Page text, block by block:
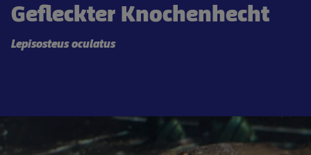
Gefleckter Knochenhecht
Lepisosteus oculatus